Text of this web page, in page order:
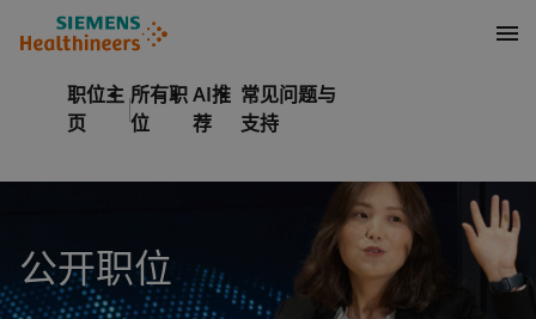
职位主
页
所有职
位
AI推
荐
常见问题与
支持
公开职位